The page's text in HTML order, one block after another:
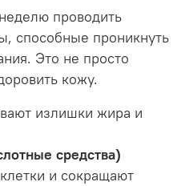
проводить
способные проникнуть
Это не просто
кожу.
излишки жира и
средства)
и сокращают